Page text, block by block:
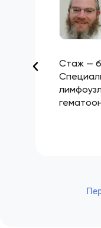
Стаж —